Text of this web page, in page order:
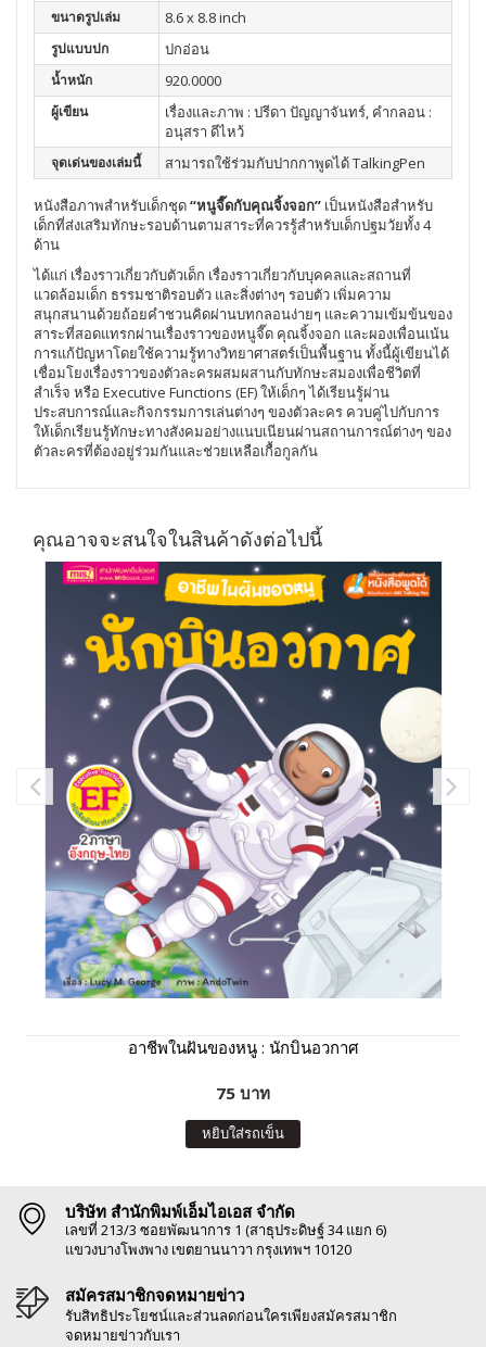
ขนาดรูปเล่ม 8.6 x 8.8 inch
รูปแบบปก ปกอ่อน
น้ำหนัก 920.0000
ผู้เขียน
เรื่องและภาพ : ปรีดา ปัญญาจันทร์, คำกลอน :
อนุสรา ดีไหว้
จุดเด่นของเล่มนี้ สามารถใช้ร่วมกับปากกาพูดได้ TalkingPen
หนังสือภาพสำหรับเด็กชุด“หนูจี๊ดกับคุณจิ้งจอก” เป็นหนังสือสำหรับ
เด็กที่ส่งเสริมทักษะรอบด้านตามสาระที่ควรรู้สำหรับเด็กปฐมวัยทั้ง 4
ด้าน
ได้แก่ เรื่องราวเกี่ยวกับตัวเด็ก เรื่องราวเกี่ยวกับบุคคลและสถานที่
แวดล้อมเด็ก ธรรมชาติรอบตัว และสิ่งต่างๆ รอบตัว เพิ่มความ
สนุกสนานด้วยถ้อยคำชวนคิดผ่านบทกลอนง่ายๆ และความเข้มข้นของ
สาระที่สอดแทรกผ่านเรื่องราวของหนูจี๊ด คุณจิ้งจอก และผองเพื่อนเน้น
การแก้ปัญหาโดยใช้ความรู้ทางวิทยาศาสตร์เป็นพื้นฐาน ทั้งนี้ผู้เขียนได้
เชื่อมโยงเรื่องราวของตัวละครผสมผสานกับทักษะสมองเพื่อชีวิตที่
สำเร็จ หรือ Executive Functions (EF) ให้เด็กๆ ได้เรียนรู้ผ่าน
ประสบการณ์และกิจกรรมการเล่นต่างๆ ของตัวละคร ควบคู่ไปกับการ
ให้เด็กเรียนรู้ทักษะทางสังคมอย่างแนบเนียนผ่านสถานการณ์ต่างๆ ของ
ตัวละครที่ต้องอยู่ร่วมกันและช่วยเหลือเกื้อกูลกัน
คุณอาจจะสนใจในสินค้าดังต่อไปนี้
อาชีพในฝันของหนู : นักบินอวกาศ
75 บาท
หยิบใส่รถเข็น
บริษัท สำนักพิมพ์เอ็มไอเอส จำกัด
เลขที่ 213/3 ซอยพัฒนาการ 1 (สาธุประดิษฐ์ 34 แยก 6)
แขวงบางโพงพาง เขตยานนาวา กรุงเทพฯ 10120
สมัครสมาชิกจดหมายข่าว
รับสิทธิประโยชน์และส่วนลดก่อนใครเพียงสมัครสมาชิก
จดหมายข่าวกับเรา